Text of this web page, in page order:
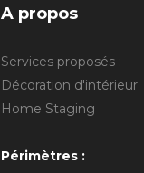
A propos
Services proposés :
Décoration d'intérieur
Home Staging
Périmètres :